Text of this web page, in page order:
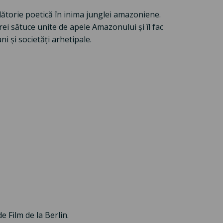
poetică în inima junglei amazoniene.
sătuce unite de apele Amazonului și îl fac
și societăți arhetipale.
Film de la Berlin.